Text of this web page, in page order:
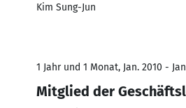
Kim Sung-Jun
1 Jahr und 1 Monat, Jan. 2010 -
Mitglied der